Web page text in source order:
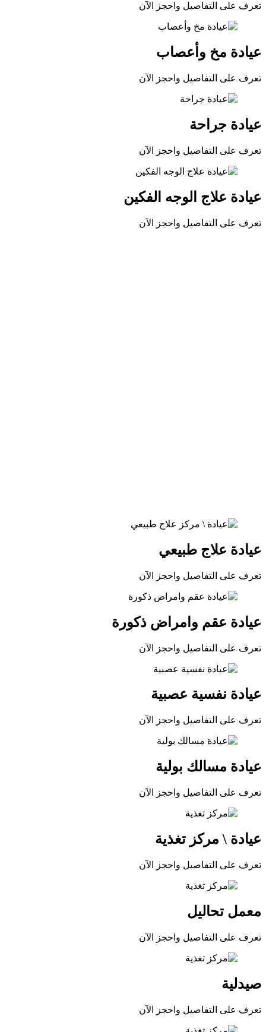
تعرف على التفاصيل واحجز الآن
عيادة مخ وأعصاب
تعرف على التفاصيل واحجز الآن
عيادة جراحة
تعرف على التفاصيل واحجز الآن
عيادة علاج الوجه الفكين
تعرف على التفاصيل واحجز الآن
عيادة علاج طبيعي
تعرف على التفاصيل واحجز الآن
عيادة عقم وامراض ذكورة
تعرف على التفاصيل واحجز الآن
عيادة نفسية عصبية
تعرف على التفاصيل واحجز الآن
عيادة مسالك بولية
تعرف على التفاصيل واحجز الآن
عيادة \ مركز تغذية
تعرف على التفاصيل واحجز الآن
معمل تحاليل
تعرف على التفاصيل واحجز الآن
صيدلية
تعرف على التفاصيل واحجز الآن